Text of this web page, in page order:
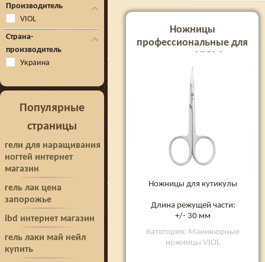
Производитель
VIOL
Страна-
производитель
Украина
Популярные
страницы
гели для наращивания
ногтей интернет
магазин
гель лак цена
запорожье
ibd интернет магазин
гель лаки май нейл
купить
Ножницы
профессиональные для
кутикулы VIOL Lux
Ножницы для кутикулы
Длина режущей части:
+/- 30 мм
Категория: Маникюрные
ножницы VIOL